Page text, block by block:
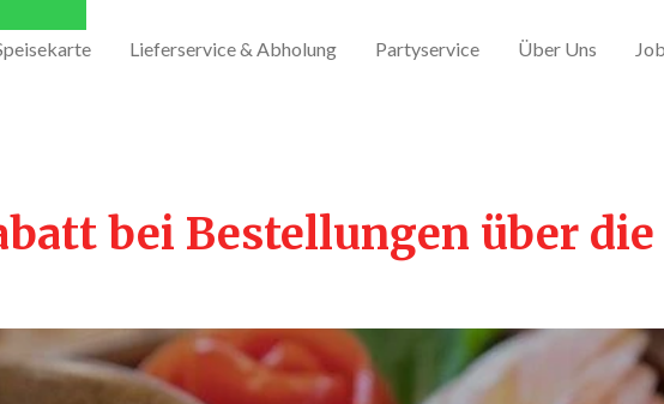
Lieferservice & Abholung Partyservice Über Uns
bei Bestellungen über